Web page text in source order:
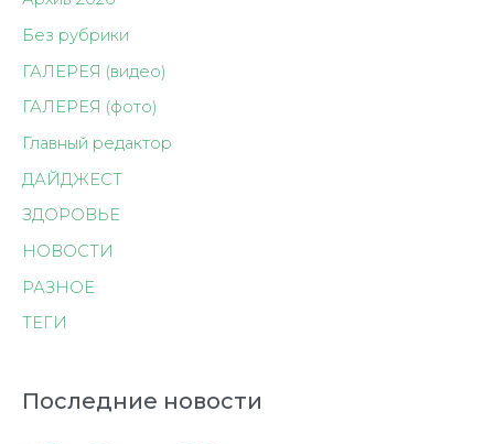
Без рубрики
ГАЛЕРЕЯ (видео)
ГАЛЕРЕЯ (фото)
Главный редактор
ДАЙДЖЕСТ
ЗДОРОВЬЕ
НОВОСТИ
РАЗНОЕ
ТЕГИ
Последние новости